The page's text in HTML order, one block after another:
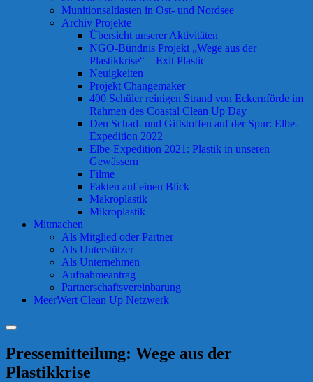
Munitionsaltlasten in Ost- und Nordsee
Archiv Projekte
Übersicht unserer Aktivitäten
NGO-Bündnis Projekt „Wege aus der
Plastikkrise“ – Exit Plastic
Neuigkeiten
Projekt Changemaker
400 Schüler reinigen Strand von Eckernförde im
Rahmen des Coastal Clean Up Day
Den Schad- und Giftstoffen auf der Spur: Elbe-
Expedition 2022
Elbe-Expedition 2021: Plastik in unseren
Gewässern
Filme
Fakten auf einen Blick
Makroplastik
Mikroplastik
Mitmachen
Als Mitglied oder Partner
Als Unterstützer
Als Unternehmen
Aufnahmeantrag
Partnerschaftsvereinbarung
MeerWert Clean Up Netzwerk
Suchen
Pressemitteilung: Wege aus der
Plastikkrise